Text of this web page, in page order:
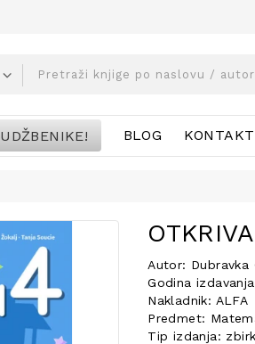
BLOG KONTAKT
Autor: Dubravka
Godina
Nakladnik: ALFA
Predmet:
Tip izdanja: